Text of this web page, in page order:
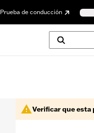
Prueba de conducción
Verificar que esta